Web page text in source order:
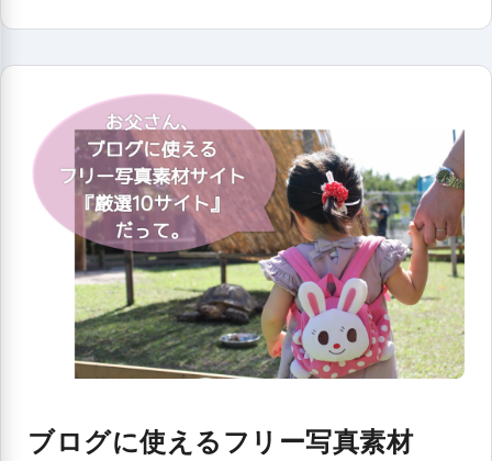
ブログに使えるフリー写真素材